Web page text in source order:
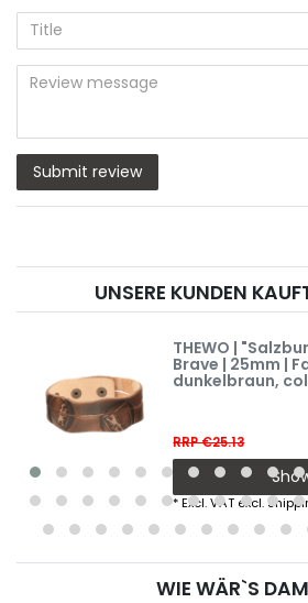
5
star
5
star
5
star
rating
5
star
rating
5
star
rating
Your
nickname
(optional)
Placeholder
message
Submit review
UNSERE KUNDEN
THEWO |
Brave | 25mm |
dunkelbraun,
RRP €25.13
*Excl. VAT excl.
WIE WÄR`S